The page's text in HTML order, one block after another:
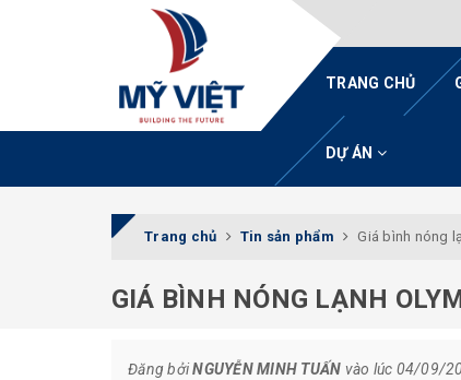
TRANG CHỦ
DỰ ÁN
Trang chủ Tin sản phẩm Giá bình nóng
GIÁ BÌNH NÓNG LẠNH
Đăng bởiNGUYỄN MINH TUẤN vào lúc 04/09/